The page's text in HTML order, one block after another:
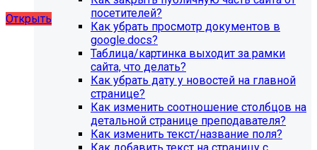
художественной школы, SIMAI: Сайт школы
Открыть
посетителей?
Как убрать просмотр документов в
google.docs?
Таблица/картинка выходит за рамки
сайта, что делать?
Как убрать дату у новостей на главной
странице?
Как изменить соотношение столбцов на
детальной странице преподавателя?
Как изменить текст/название поля?